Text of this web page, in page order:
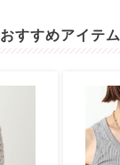
おすすめアイテム